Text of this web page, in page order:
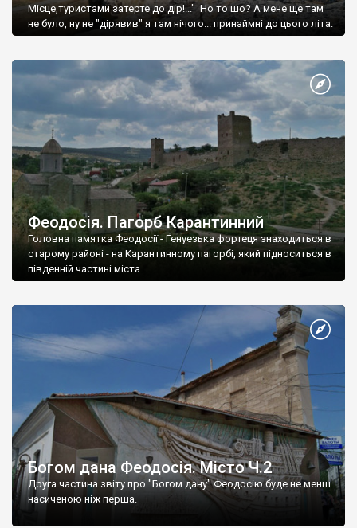
Місце,туристами затерте до дір!..." Но то шо? А мене ще там
не було, ну не "дірявив" я там нічого... принаймні до цього літа.
Феодосія. Пагорб Карантинний
Головна памятка Феодосії - Генуезька фортеця знаходиться в
старому районі - на Карантинному пагорбі, який підноситься в
південній частині міста.
Богом дана Феодосія. Місто Ч.2
Друга частина звіту про "Богом дану" Феодосію буде не менш
насиченою ніж перша.